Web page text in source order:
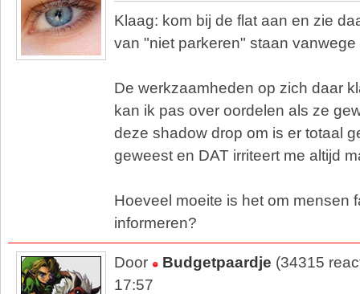
Klaag: kom bij de flat aan en zie
van "niet parkeren" staan
De werkzaamheden op zich daar
kan ik pas over oordelen als ze
deze shadow drop om is er totaal
geweest en DAT irriteert me altijd
Hoeveel moeite is het om mensen
informeren?
Door Budgetpaardje (34315
17:57